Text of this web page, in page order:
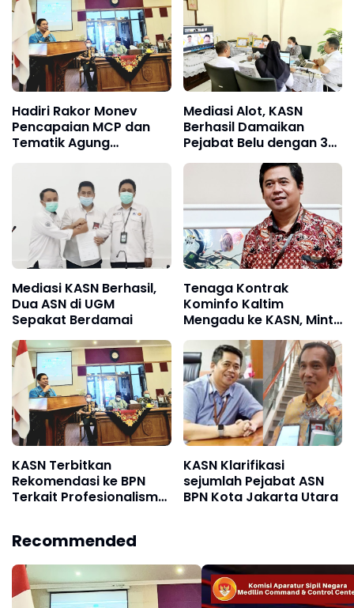
Hadiri Rakor Monev
Pencapaian MCP dan
Tematik Agung
Endrawan : Kabupaten
Jepara Harus Inovatif
Mediasi Alot, KASN
Berhasil Damaikan
Pejabat Belu dengan 3
ASN nya secara Virtual
Mediasi KASN Berhasil,
Dua ASN di UGM
Sepakat Berdamai
Tenaga Kontrak
Kominfo Kaltim
Mengadu ke KASN, Minta
Dikomunikasikan
KASN Terbitkan
Rekomendasi ke BPN
Terkait Profesionalisme
KASN Klarifikasi
sejumlah Pejabat ASN
BPN Kota Jakarta Utara
Recommended